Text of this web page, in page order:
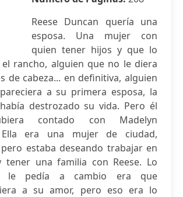
Reese Duncan quería una
esposa. Una mujer con
quien tener hijos y que lo
rancho, alguien que no le diera
de cabeza... en definitiva, alguien
a su primera esposa, la
destrozado su vida. Pero él
contado con Madelyn
Ella era una mujer de ciudad,
estaba deseando trabajar en
tener una familia con Reese. Lo
le pedía a cambio era que
a su amor, pero eso era lo